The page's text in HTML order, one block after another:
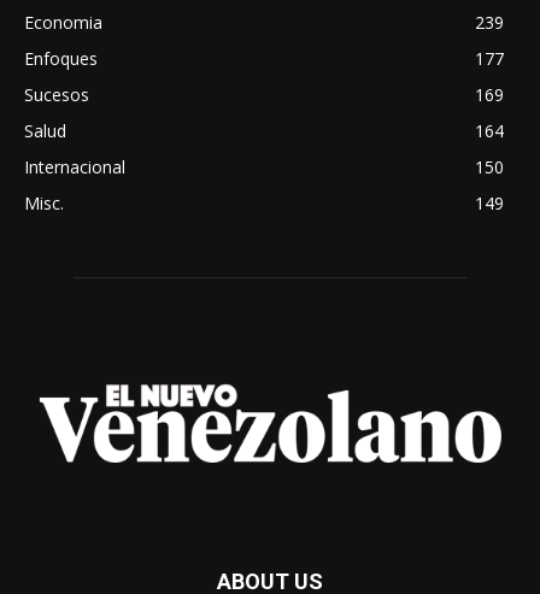
Economia
239
Enfoques
177
Sucesos
169
Salud
164
Internacional
150
Misc.
149
ABOUT US